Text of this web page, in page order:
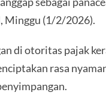
Minggu (1/2/2026).
di otoritas pajak
rasa